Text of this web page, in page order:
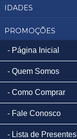
IDADES
PROMOÇÕES
Página Inicial
Quem Somos
Como Comprar
Fale Conosco
Lista de Presentes